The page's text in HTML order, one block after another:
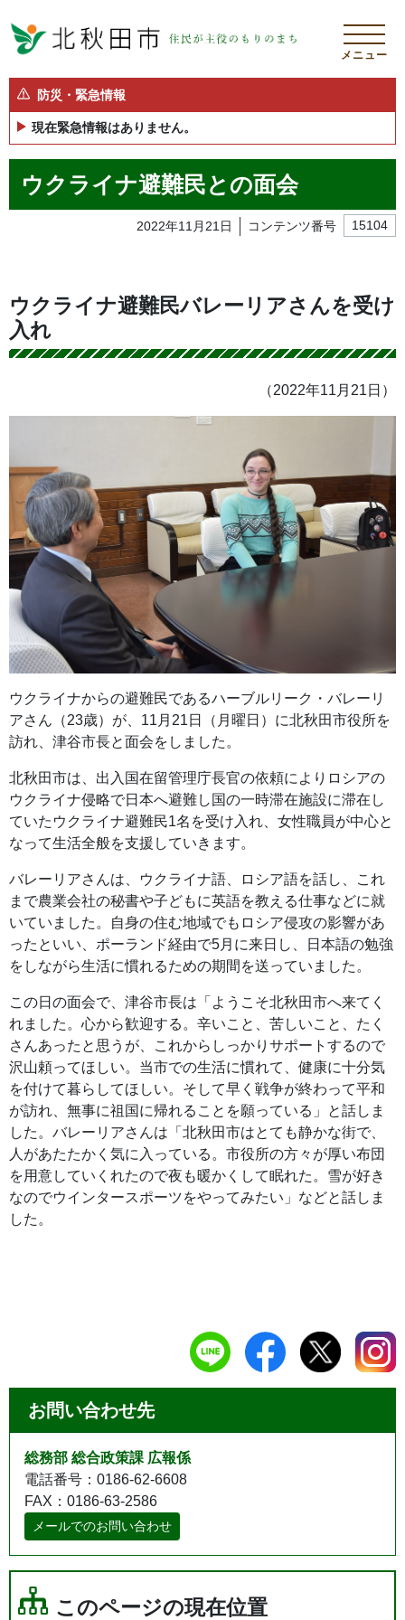
メニュー
防災・緊急情報
現在緊急情報はありません。
ウクライナ避難民との面会
2022年11月21日 コンテンツ番号 15104
ウクライナ避難民バレーリアさんを受け
入れ
（2022年11月21日）
ウクライナからの避難民であるハーブルリーク・バレーリ
アさん（23歳）が、11月21日（月曜日）に北秋田市役所を
訪れ、津谷市長と面会をしました。
北秋田市は、出入国在留管理庁長官の依頼によりロシアの
ウクライナ侵略で日本へ避難し国の一時滞在施設に滞在し
ていたウクライナ避難民1名を受け入れ、女性職員が中心と
なって生活全般を支援していきます。
バレーリアさんは、ウクライナ語、ロシア語を話し、これ
まで農業会社の秘書や子どもに英語を教える仕事などに就
いていました。自身の住む地域でもロシア侵攻の影響があ
ったといい、ポーランド経由で5月に来日し、日本語の勉強
をしながら生活に慣れるための期間を送っていました。
この日の面会で、津谷市長は「ようこそ北秋田市へ来てく
れました。心から歓迎する。辛いこと、苦しいこと、たく
さんあったと思うが、これからしっかりサポートするので
沢山頼ってほしい。当市での生活に慣れて、健康に十分気
を付けて暮らしてほしい。そして早く戦争が終わって平和
が訪れ、無事に祖国に帰れることを願っている」と話しま
した。バレーリアさんは「北秋田市はとても静かな街で、
人があたたかく気に入っている。市役所の方々が厚い布団
を用意していくれたので夜も暖かくして眠れた。雪が好き
なのでウインタースポーツをやってみたい」などと話しま
した。
お問い合わせ先
総務部 総合政策課 広報係
電話番号：0186-62-6608
FAX：0186-63-2586
メールでのお問い合わせ
このページの現在位置